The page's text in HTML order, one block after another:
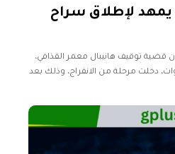
يمهد لإطلاق سراح
توقيف هانيبال معمر القذافي،
دخلت مرحلة من الانفراج، وذلك بعد
حاملاً معه